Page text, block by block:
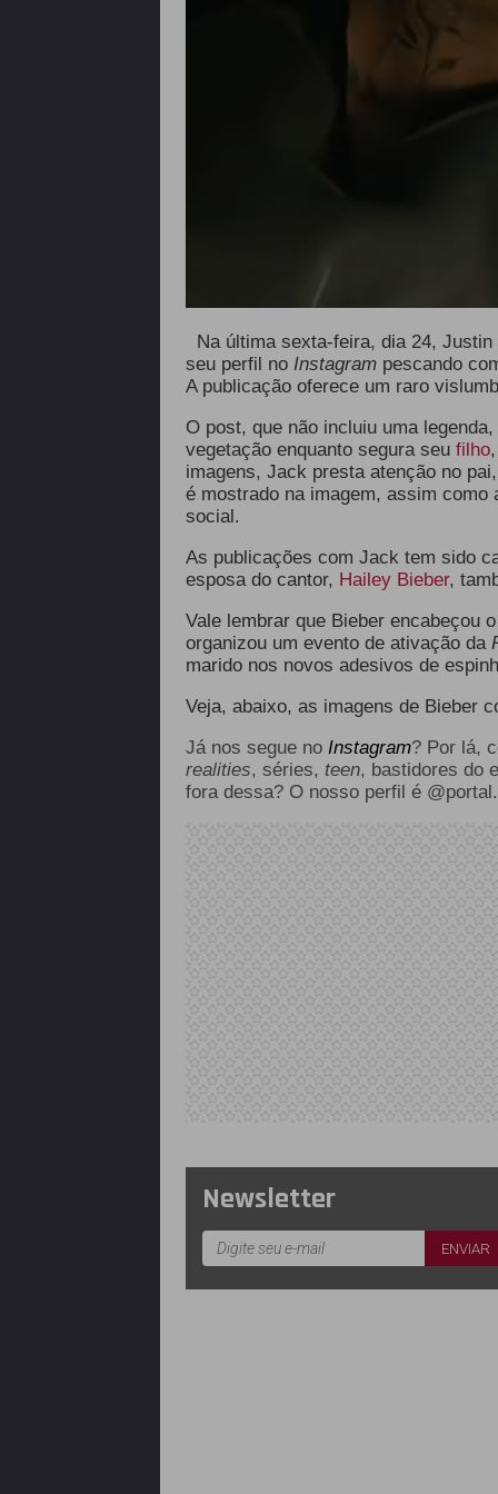
Na última sexta-feira, dia 24,
seu perfil no Instagram pescando
A publicação oferece um raro
O post, que não incluiu uma
vegetação enquanto segura seu filho
imagens, Jack presta atenção no
é mostrado na imagem, assim
social.
As publicações com Jack tem sido
esposa do cantor, Hailey Bieber,
Vale lembrar que Bieber encabeçou o
organizou um evento de ativação da
marido nos novos adesivos de
Veja, abaixo, as imagens de Bieber
Já nos segue no Instagram? Por lá,
realities, séries, teen, bastidores do
fora dessa? O nosso perfil é
Newsletter